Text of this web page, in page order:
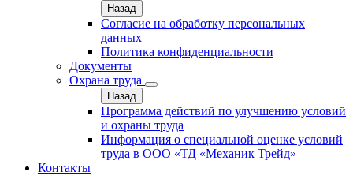
Назад
Согласие на обработку персональных
данных
Политика конфиденциальности
Документы
Охрана труда
Назад
Программа действий по улучшению условий
и охраны труда
Информация о специальной оценке условий
труда в ООО «ТД «Механик Трейд»
Контакты